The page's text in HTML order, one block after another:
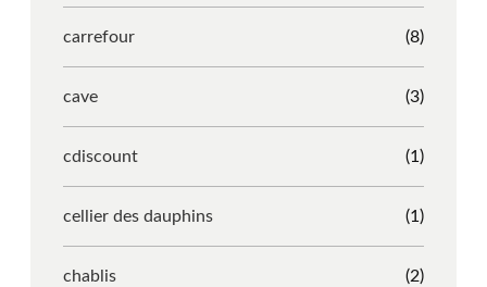
carrefour (8)
cave (3)
cdiscount (1)
cellier des dauphins (1)
chablis (2)